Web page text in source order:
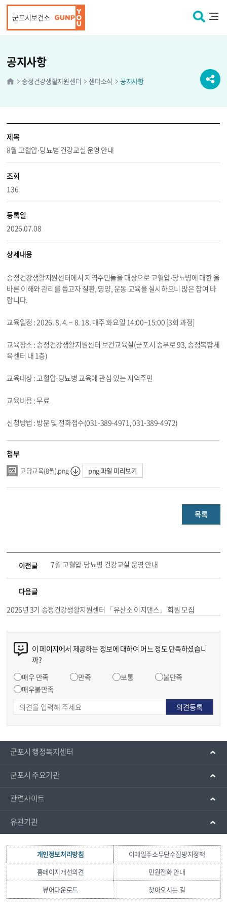
군포시보건소
송정건강생활지원센터 센터소식 공지사항
공지사항
제목
8월 고혈압·당뇨병 건강교실 운영 안내
조회
136
등록일
2026.07.08
상세내용
송정건강생활지원센터에서 지역주민들을 대상으로 고혈압·당뇨병에 대한 올
바른 이해와 관리를 돕고자 질환, 영양, 운동 교육을 실시하오니 많은 참여 바
랍니다.
교육일정 : 2026. 8. 4. ~ 8. 18. 매주 화요일 14:00~15:00 [3회 과정]
교육장소 : 송정건강생활지원센터 보건교육실(군포시 송부로 93, 송정복합체
육센터 내 1층)
교육대상 : 고혈압·당뇨병 교육에 관심 있는 지역주민
교육비용 : 무료
신청방법 : 방문 및 전화접수(031-389-4971, 031-389-4972)
첨부
고당교육(8월).png png 파일 미리보기
목록
이전글 7월 고혈압·당뇨병 건강교실 운영 안내
다음글
2026년 3기 송정건강생활지원센터 「유산소 이지댄스」 회원 모집
이 페이지에서 제공하는 정보에 대하여 어느 정도 만족하셨습니
까?
매우 만족
만족 보통
불만족
매우불만족
군포시 행정복지센터
군포시 주요기관
관련사이트
유관기관
개인정보처리방침
이메일주소무단수집방지정책
홈페이지개선의견
민원전화 안내
뷰어다운로드
찾아오시는 길